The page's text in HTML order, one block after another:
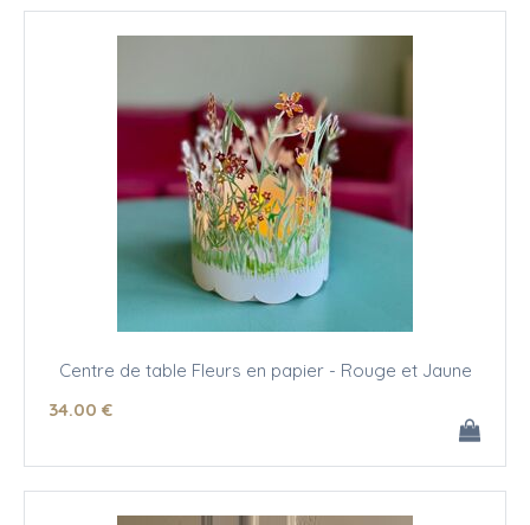
Centre de table Fleurs en papier - Rouge et Jaune
34.00 €